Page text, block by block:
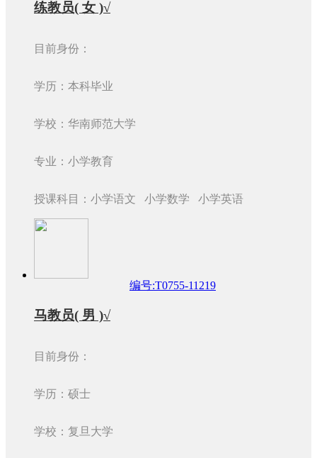
练教员( 女 )√
目前身份：
学历：本科毕业
学校：华南师范大学
专业：小学教育
授课科目：小学语文 小学数学 小学英语
编号:T0755-11219
马教员( 男 )√
目前身份：
学历：硕士
学校：复旦大学